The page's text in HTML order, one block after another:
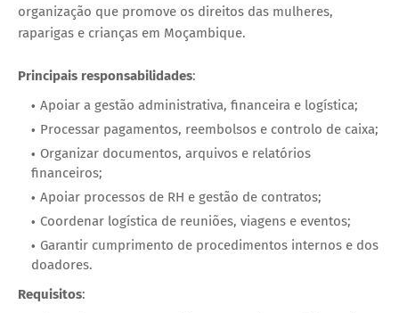
organização que promove os direitos das mulheres,
raparigas e crianças em Moçambique.
Principais responsabilidades:
Apoiar a gestão administrativa, financeira e logística;
Processar pagamentos, reembolsos e controlo de caixa;
Organizar documentos, arquivos e relatórios
financeiros;
Apoiar processos de RH e gestão de contratos;
Coordenar logística de reuniões, viagens e eventos;
Garantir cumprimento de procedimentos internos e dos
doadores.
Requisitos: